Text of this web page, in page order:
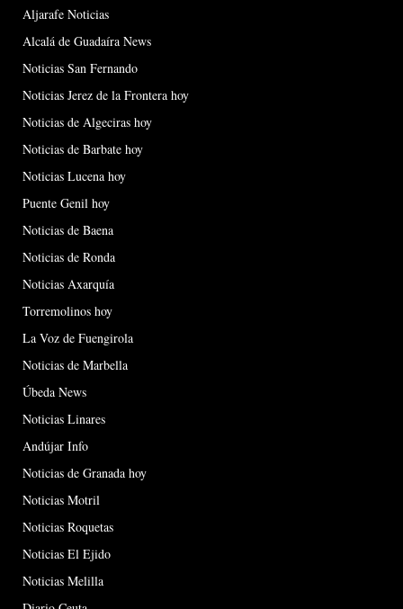
Aljarafe Noticias
Alcalá de Guadaíra News
Noticias San Fernando
Noticias Jerez de la Frontera hoy
Noticias de Algeciras hoy
Noticias de Barbate hoy
Noticias Lucena hoy
Puente Genil hoy
Noticias de Baena
Noticias de Ronda
Noticias Axarquía
Torremolinos hoy
La Voz de Fuengirola
Noticias de Marbella
Úbeda News
Noticias Linares
Andújar Info
Noticias de Granada hoy
Noticias Motril
Noticias Roquetas
Noticias El Ejido
Noticias Melilla